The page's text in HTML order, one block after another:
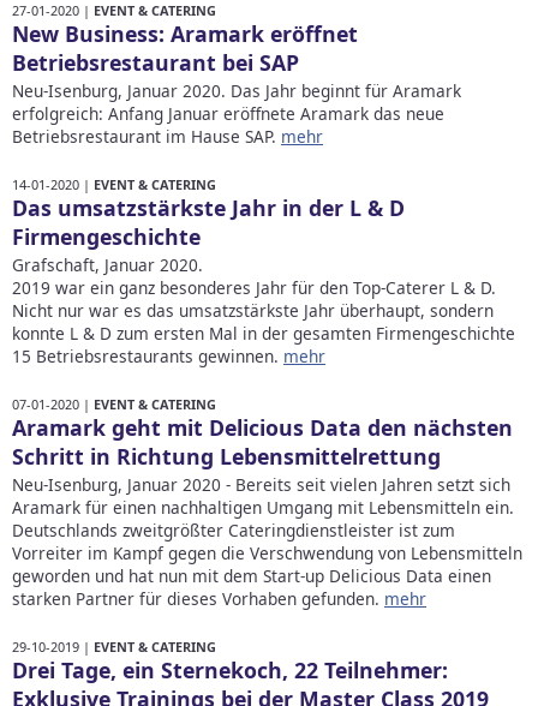
27-01-2020 | EVENT & CATERING
New Business: Aramark eröffnet
Betriebsrestaurant bei SAP
Neu-Isenburg, Januar 2020. Das Jahr beginnt für Aramark
erfolgreich: Anfang Januar eröffnete Aramark das neue
Betriebsrestaurant im Hause SAP. mehr
14-01-2020 | EVENT & CATERING
Das umsatzstärkste Jahr in der L & D
Firmengeschichte
Grafschaft, Januar 2020.
2019 war ein ganz besonderes Jahr für den Top-Caterer L & D.
Nicht nur war es das umsatzstärkste Jahr überhaupt, sondern
konnte L & D zum ersten Mal in der gesamten Firmengeschichte
15 Betriebsrestaurants gewinnen. mehr
07-01-2020 | EVENT & CATERING
Aramark geht mit Delicious Data den nächsten
Schritt in Richtung Lebensmittelrettung
Neu-Isenburg, Januar 2020 - Bereits seit vielen Jahren setzt sich
Aramark für einen nachhaltigen Umgang mit Lebensmitteln ein.
Deutschlands zweitgrößter Cateringdienstleister ist zum
Vorreiter im Kampf gegen die Verschwendung von Lebensmitteln
geworden und hat nun mit dem Start-up Delicious Data einen
starken Partner für dieses Vorhaben gefunden. mehr
29-10-2019 | EVENT & CATERING
Drei Tage, ein Sternekoch, 22 Teilnehmer:
Exklusive Trainings bei der Master Class 2019